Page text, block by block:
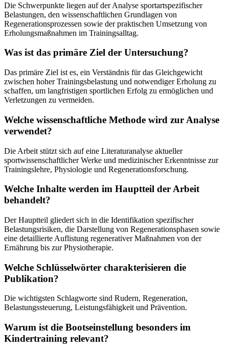
Die Schwerpunkte liegen auf der Analyse sportartspezifischer
Belastungen, den wissenschaftlichen Grundlagen von
Regenerationsprozessen sowie der praktischen Umsetzung von
Erholungsmaßnahmen im Trainingsalltag.
Was ist das primäre Ziel der Untersuchung?
Das primäre Ziel ist es, ein Verständnis für das Gleichgewicht
zwischen hoher Trainingsbelastung und notwendiger Erholung zu
schaffen, um langfristigen sportlichen Erfolg zu ermöglichen und
Verletzungen zu vermeiden.
Welche wissenschaftliche Methode wird zur Analyse
verwendet?
Die Arbeit stützt sich auf eine Literaturanalyse aktueller
sportwissenschaftlicher Werke und medizinischer Erkenntnisse zur
Trainingslehre, Physiologie und Regenerationsforschung.
Welche Inhalte werden im Hauptteil der Arbeit
behandelt?
Der Hauptteil gliedert sich in die Identifikation spezifischer
Belastungsrisiken, die Darstellung von Regenerationsphasen sowie
eine detaillierte Auflistung regenerativer Maßnahmen von der
Ernährung bis zur Physiotherapie.
Welche Schlüsselwörter charakterisieren die
Publikation?
Die wichtigsten Schlagworte sind Rudern, Regeneration,
Belastungssteuerung, Leistungsfähigkeit und Prävention.
Warum ist die Bootseinstellung besonders im
Kindertraining relevant?